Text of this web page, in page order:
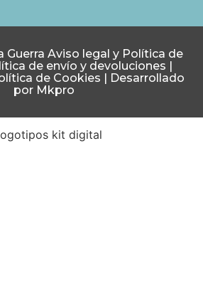
Guerra Aviso legal y Política de
de envío y devoluciones |
de Cookies | Desarrollado
por Mkpro